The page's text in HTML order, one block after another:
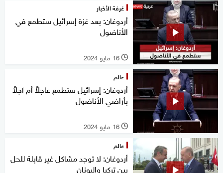
غرفة الأخبار
أردوغان: بعد غزة إسرائيل ستطمع في
الأناضول
l 16 مايو 2024
عالم
أردوغان: إسرائيل ستطمع عاجلاً أم آجلاً
بأراضي الأناضول
l 16 مايو 2024
عالم
أردوغان: لا توجد مشاكل غير قابلة للحل
بين تركيا واليونان